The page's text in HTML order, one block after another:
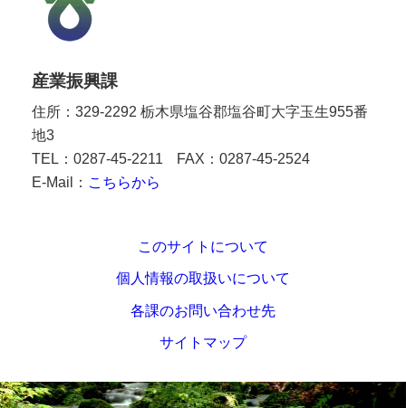
産業振興課
住所：329-2292 栃木県塩谷郡塩谷町大字玉生955番
地3
TEL：0287-45-2211
FAX：0287-45-2524
E-Mail： こちらから
このサイトについて
個人情報の取扱いについて
各課のお問い合わせ先
サイトマップ